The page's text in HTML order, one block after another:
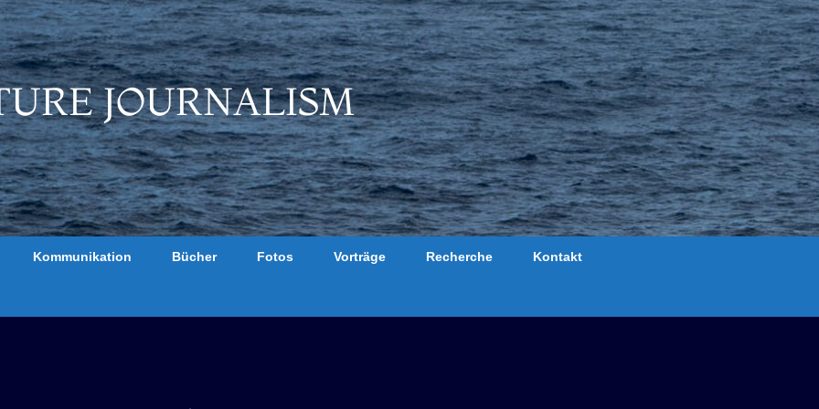
JOURNALISM
Kommunikation Bücher Fotos Vorträge Recherche Kontakt